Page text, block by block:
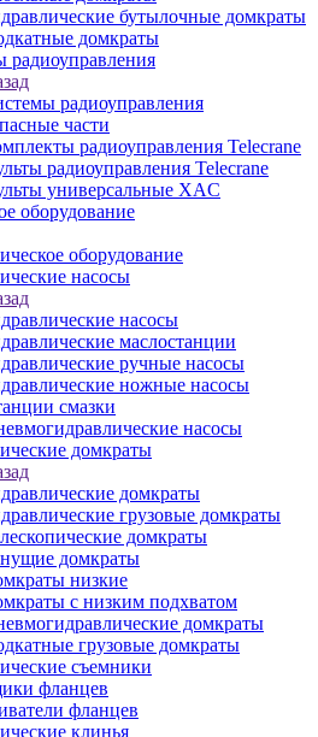
бутылочные домкраты
домкраты
радиоуправления
радиоуправления
части
радиоуправления Telecrane
радиоуправления Telecrane
универсальные XAC
оборудование
оборудование
насосы
насосы
маслостанции
ручные насосы
ножные насосы
смазки
насосы
домкраты
домкраты
грузовые домкраты
домкраты
домкраты
низкие
с низким подхватом
домкраты
грузовые домкраты
съемники
фланцев
фланцев
клинья